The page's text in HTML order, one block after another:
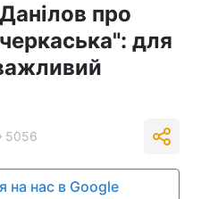
про
для
5056
на нас в Google